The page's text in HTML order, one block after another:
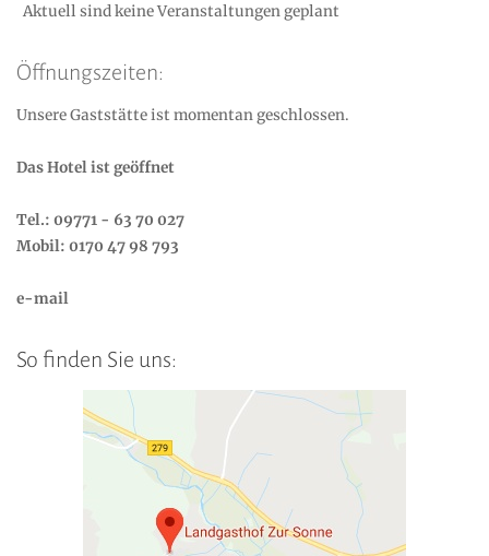
Aktuell sind keine Veranstaltungen geplant
Öffnungszeiten:
Unsere Gaststätte ist momentan geschlossen.
Das Hotel ist geöffnet
Tel.: 09771 - 63 70 027
Mobil: 0170 47 98 793
e-mail
So finden Sie uns: